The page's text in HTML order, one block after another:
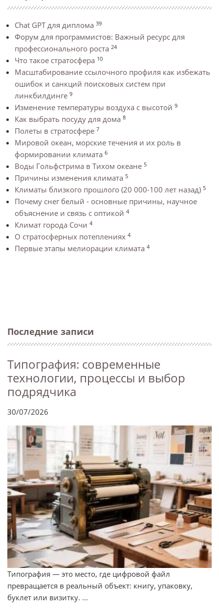
Chat GPT для диплома 39
Форум для программистов: Важный ресурс для
профессионального роста 24
Что такое стратосфера 10
Масштабирование ссылочного профиля как избежать
ошибок и санкций поисковых систем при
линкбилдинге 9
Изменение температуры воздуха с высотой 9
Как выбрать посуду для дома 8
Полеты в стратосфере 7
Мировой океан, морские течения и их роль в
формировании климата 6
Воды Гольфстрима в Тихом океане 5
Причины изменения климата 5
Климаты близкого прошлого (20 000-100 лет назад) 5
Почему снег белый - основные причины, научное
объяснение и связь с оптикой 4
Климат города Сочи 4
О стратосферных потеплениях 4
Первые этапы мелиорации климата 4
Последние записи
Типография: современные
технологии, процессы и выбор
подрядчика
30/07/2026
Типография — это место, где цифровой файл
превращается в реальный объект: книгу, упаковку,
буклет или визитку. ...